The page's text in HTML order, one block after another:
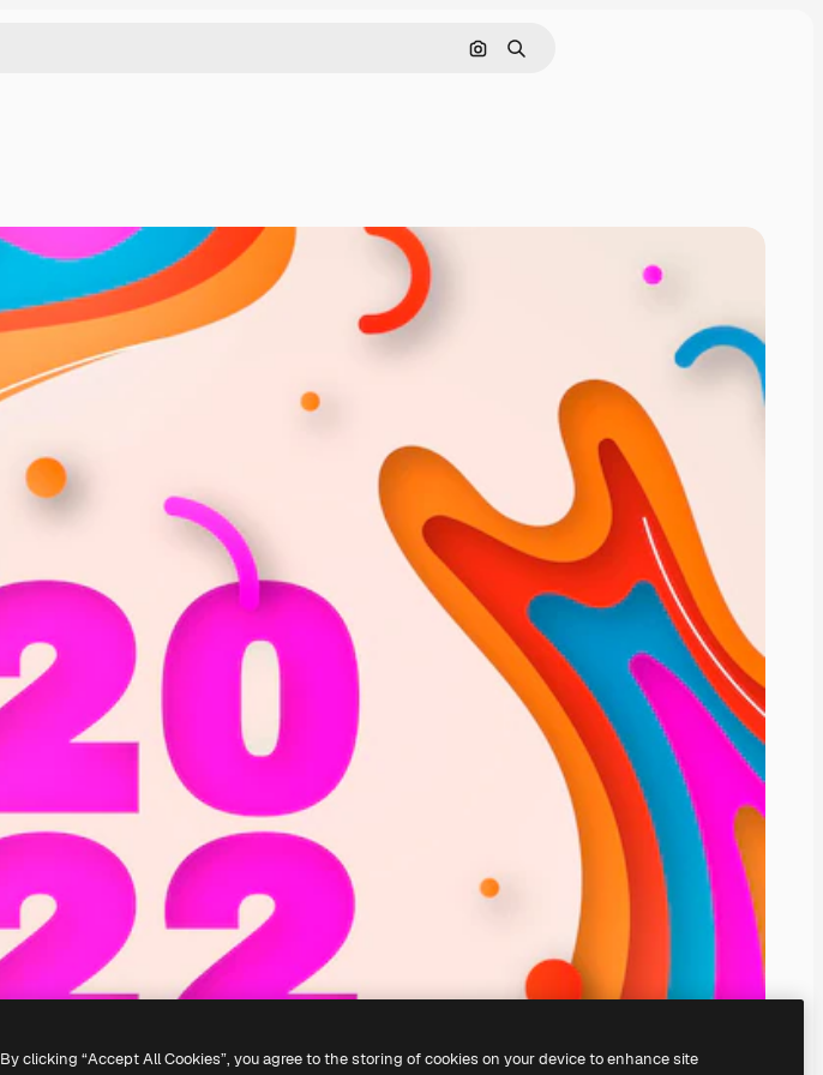
Buscar por imagen
Buscar
By clicking “Accept All Cookies”, you agree to the storing of cookies on your device to enhance site